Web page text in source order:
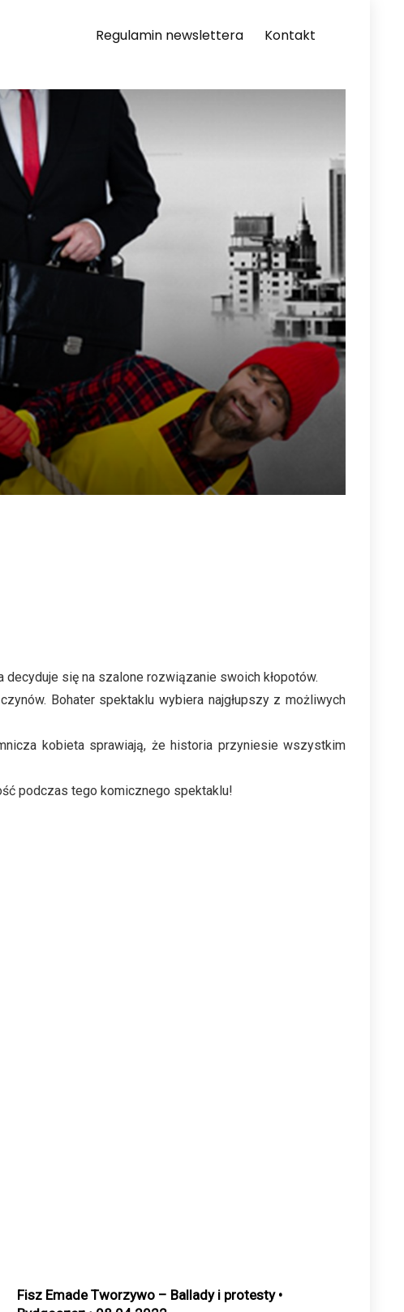
Regulamin newslettera Kontakt
się na szalone rozwiązanie swoich kłopotów.
Bohater spektaklu wybiera najgłupszy z możliwych
kobieta sprawiają, że historia przyniesie wszystkim
podczas tego komicznego spektaklu!
Fisz Emade Tworzywo – Ballady i protesty •